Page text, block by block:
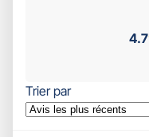
4.7
Trier par